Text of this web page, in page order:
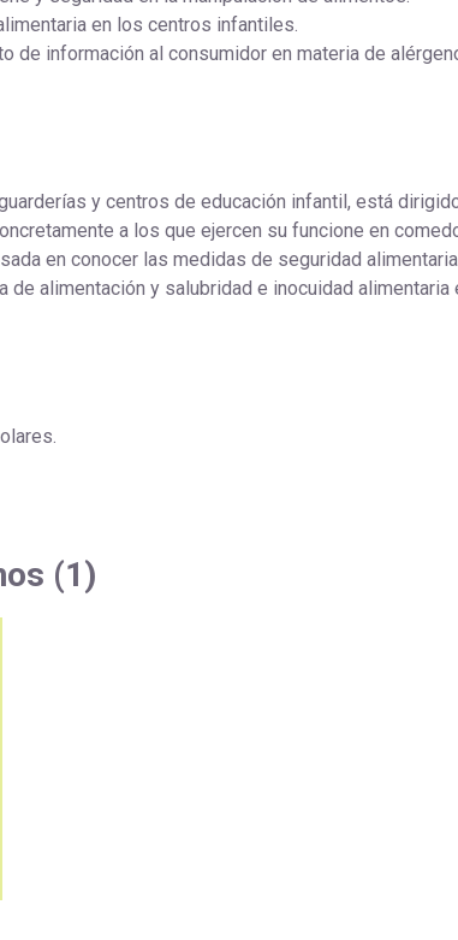
en los centros infantiles.
de información al consumidor en materia de
y centros de educación infantil, está
a los que ejercen su funcione en
en conocer las medidas de seguridad
alimentación y salubridad e inocuidad alimentaria
(1)